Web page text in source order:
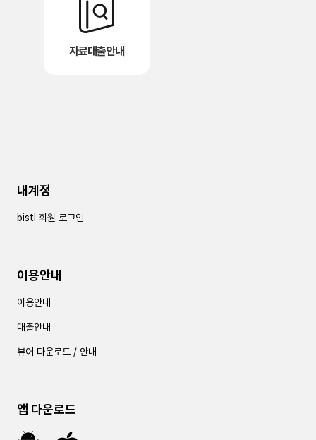
자료대출안내
내계정
bistl 회원 로그인
이용안내
이용안내
대출안내
뷰어 다운로드 / 안내
앱 다운로드